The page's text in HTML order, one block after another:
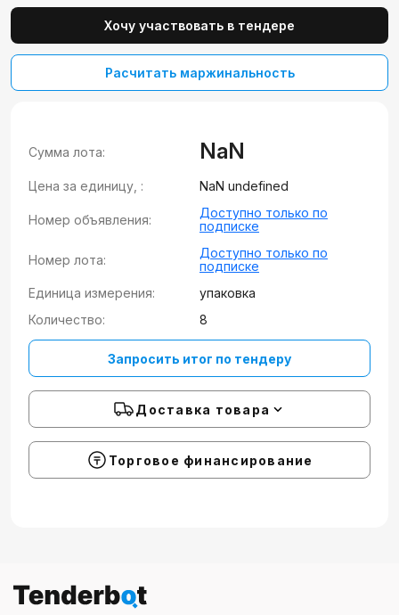
Хочу участвовать в тендере
Расчитать маржинальность
Сумма лота: NaN
Цена за единицу, : NaN undefined
Номер объявления:
Доступно только по
подписке
Номер лота:
Доступно только по
подписке
Единица измерения:
упаковка
Количество:
8
Запросить итог по тендеру
Доставка товара
Торговое финансирование